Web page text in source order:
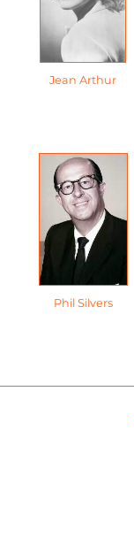
Jean Arthur
Phil Silvers